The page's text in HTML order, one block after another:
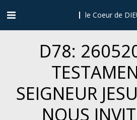
le Coeur de
D78:
SEIGNEUR
NOUS